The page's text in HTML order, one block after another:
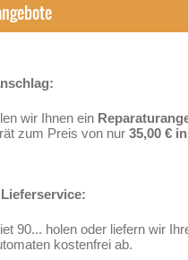
wir Ihnen ein
zum Preis von nur 35,00 €
90... holen oder liefern wir
kostenfrei ab.